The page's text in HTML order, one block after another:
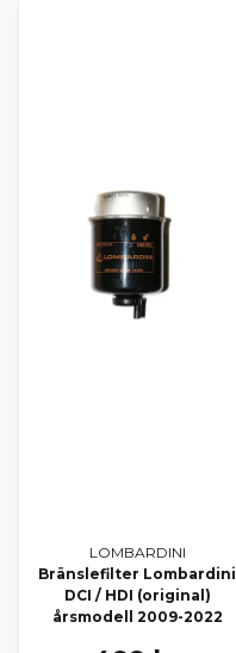
LOMBARDINI
Bränslefilter Lombardini
DCI / HDI (original)
årsmodell 2009-2022